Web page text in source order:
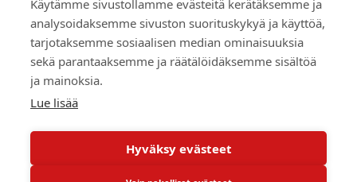
Käytämme sivustollamme evästeitä kerätäksemme ja
analysoidaksemme sivuston suorituskykyä ja käyttöä,
tarjotaksemme sosiaalisen median ominaisuuksia
sekä parantaaksemme ja räätälöidäksemme sisältöä
ja mainoksia.
Lue lisää
Hyväksy evästeet
Vuokrakoneet
Kampanjat
Vaihtokoneet
© 2026 RealMachinery Oy